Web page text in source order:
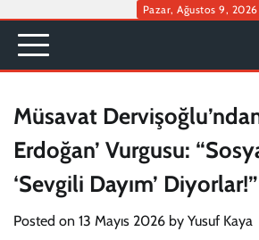
content
Pazar, Ağustos 9, 2026
Müsavat
Erdoğan’ Vurgusu:
‘Sevgili Dayım’ Diyorlar!”
Posted on 13 Mayıs 2026 by Yusuf Kaya